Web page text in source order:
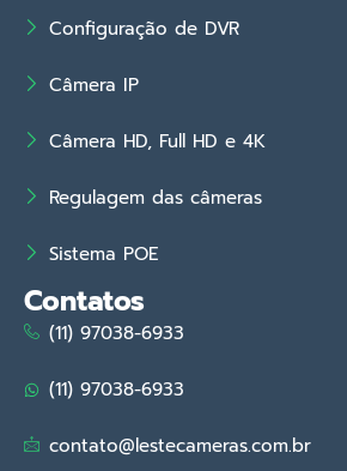
Configuração de DVR
Câmera IP
Câmera HD, Full HD e 4K
Regulagem das câmeras
Sistema POE
Contatos
(11) 97038-6933
(11) 97038-6933
contato@lestecameras.com.br